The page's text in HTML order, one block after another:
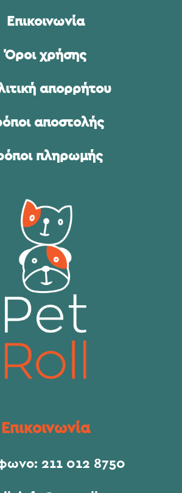
Επικοινωνία
Όροι χρήσης
απορρήτου
αποστολής
πληρωμής
Επικοινωνία
211 012 8750